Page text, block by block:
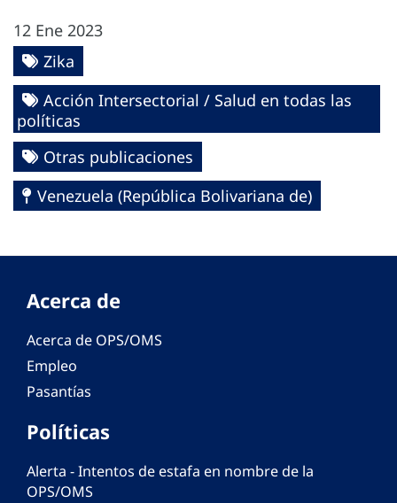
12 Ene 2023
Zika
Acción Intersectorial / Salud en todas las
políticas
Otras publicaciones
Venezuela (República Bolivariana de)
Acerca de
Acerca de OPS/OMS
Empleo
Pasantías
Políticas
Alerta - Intentos de estafa en nombre de la
OPS/OMS